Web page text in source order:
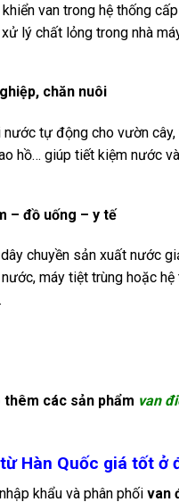
van trong hệ thống
lý chất lỏng trong nhà
chăn nuôi
tự động cho vườn cây,
hồ… giúp tiết kiệm nước
– đồ uống – y tế
chuyền sản xuất nước
máy tiệt trùng hoặc
thêm các sản phẩm van
Hàn Quốc giá tốt ở
khẩu và phân phối van